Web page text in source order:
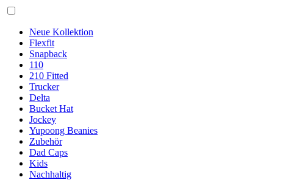
Neue Kollektion
Flexfit
Snapback
110
210 Fitted
Trucker
Delta
Bucket Hat
Jockey
Yupoong Beanies
Zubehör
Dad Caps
Kids
Nachhaltig